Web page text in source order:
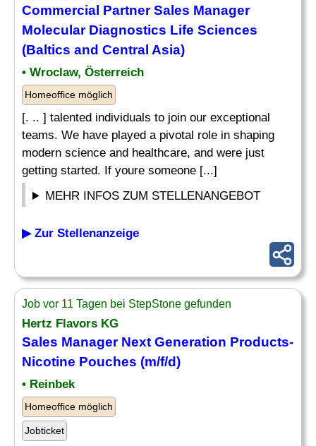
Commercial Partner Sales Manager
Molecular Diagnostics Life Sciences
(Baltics and Central Asia)
• Wroclaw, Österreich
Homeoffice möglich
[. .. ] talented individuals to join our exceptional
teams. We have played a pivotal role in shaping
modern science and healthcare, and were just
getting started. If youre someone [...]
MEHR INFOS ZUM STELLENANGEBOT
▶ Zur Stellenanzeige
Job vor 11 Tagen bei StepStone gefunden
Hertz Flavors KG
Sales ManagerNext Generation Products-
Nicotine Pouches (m/f/d)
• Reinbek
Homeoffice möglich
Jobticket